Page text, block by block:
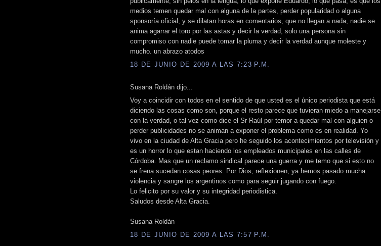
medios temen quedar mal con alguna de la partes, perder popularidad o alguna
sponsoría oficial, y se dilatan horas en comentarios, que no llegan a nada, nadie se
anima agarrar el toro por las astas y decir la verdad, solo una persona sin
compromiso con nadie puede tomar la pluma y decir la verdad aunque moleste y
mucho. un abrazo atodos
18 DE JUNIO DE 2009 A LAS 7:23 P.M.
Susana Roldán dijo...
Voy a coincidir con todos en el sentido de que usted es el único periodista que está
diciendo las cosas como son, porque el resto parece que tuvieran miedo a manejarse
con la verdad, o tal vez como dice el Sr Raúl por temor a quedar mal con alguien o
perder publicidades no se animan a exponer el problema como es en realidad. Yo
vivo en la ciudad de Alta Gracia pero he seguido los acontecimientos por televisión y
es un horror lo que estan haciendo los empleados municipales en las calles de
Córdoba. Mas que un reclamo sindical parece una guerra y me temo que si esto no
se frena sucedan cosas peores. Por Dios, reflexionen, ya hemos pasado mucha
violencia y sangre los argentinos como para seguir jugando con fuego.
Lo felicito por su valor y su integridad periodistica.
Saludos desde Alta Gracia.
Susana Roldán
18 DE JUNIO DE 2009 A LAS 7:57 P.M.